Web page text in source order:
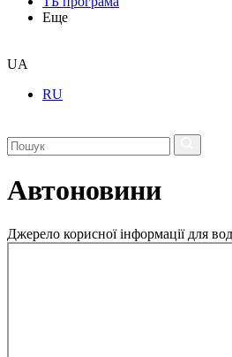
Еще
UA
RU
Автоновини
Джерело корисної інформації для